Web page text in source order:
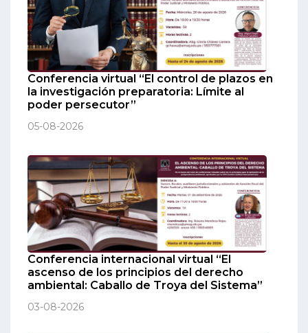
Conferencia virtual “El control de plazos en
la investigación preparatoria: Límite al
poder persecutor”
05-08-2026
Conferencia internacional virtual “El
ascenso de los principios del derecho
ambiental: Caballo de Troya del Sistema”
03-08-2026